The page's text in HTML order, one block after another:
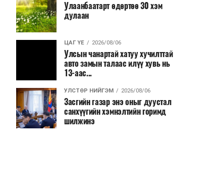
Улаанбаатарт өдөртөө 30 хэм
дулаан
ЦАГ ҮЕ 2026/08/06
Улсын чанартай хатуу хучилттай
авто замын талаас илүү хувь нь
13-аас...
УЛСТӨР НИЙГЭМ 2026/08/06
Засгийн газар энэ оныг дуустал
санхүүгийн хэмнэлтийн горимд
шилжинэ